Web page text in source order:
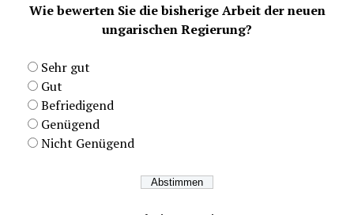
Wie bewerten Sie die bisherige Arbeit der neuen
ungarischen Regierung?
Sehr gut
Gut
Befriedigend
Genügend
Nicht Genügend